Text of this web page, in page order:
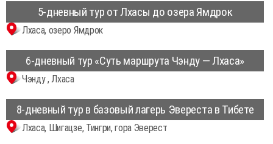
5-дневный тур от Лхасы до озера Ямдрок
Лхаса, озеро Ямдрок
6-дневный тур «Суть маршрута Чэнду — Лхаса»
Чэнду , Лхаса
8-дневный тур в базовый лагерь Эвереста в Тибете
Лхаса, Шигацзе, Тингри, гора Эверест